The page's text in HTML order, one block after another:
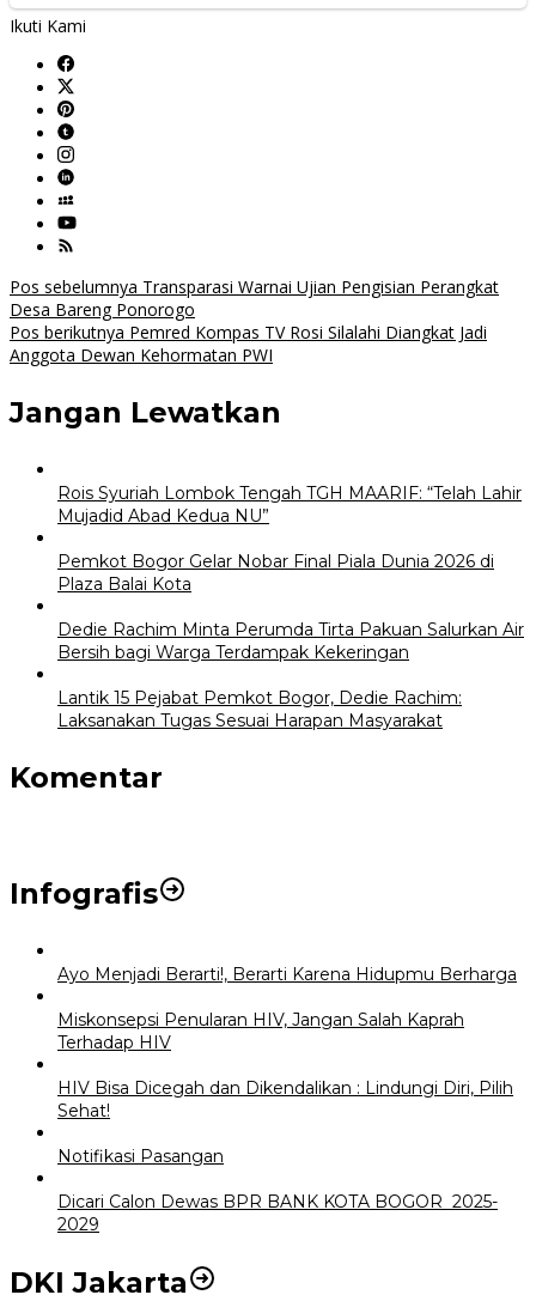
Ikuti Kami
Navigasi
pos
Pos sebelumnya Transparasi Warnai Ujian Pengisian Perangkat
Desa Bareng Ponorogo
Pos berikutnya Pemred Kompas TV Rosi Silalahi Diangkat Jadi
Anggota Dewan Kehormatan PWI
Jangan Lewatkan
Rois Syuriah Lombok Tengah TGH MAARIF: “Telah Lahir
Mujadid Abad Kedua NU”
Pemkot Bogor Gelar Nobar Final Piala Dunia 2026 di
Plaza Balai Kota
Dedie Rachim Minta Perumda Tirta Pakuan Salurkan Air
Bersih bagi Warga Terdampak Kekeringan
Lantik 15 Pejabat Pemkot Bogor, Dedie Rachim:
Laksanakan Tugas Sesuai Harapan Masyarakat
Komentar
Infografis
Ayo Menjadi Berarti!, Berarti Karena Hidupmu Berharga
Miskonsepsi Penularan HIV, Jangan Salah Kaprah
Terhadap HIV
HIV Bisa Dicegah dan Dikendalikan : Lindungi Diri, Pilih
Sehat!
Notifikasi Pasangan
Dicari Calon Dewas BPR BANK KOTA BOGOR 2025-
2029
DKI Jakarta